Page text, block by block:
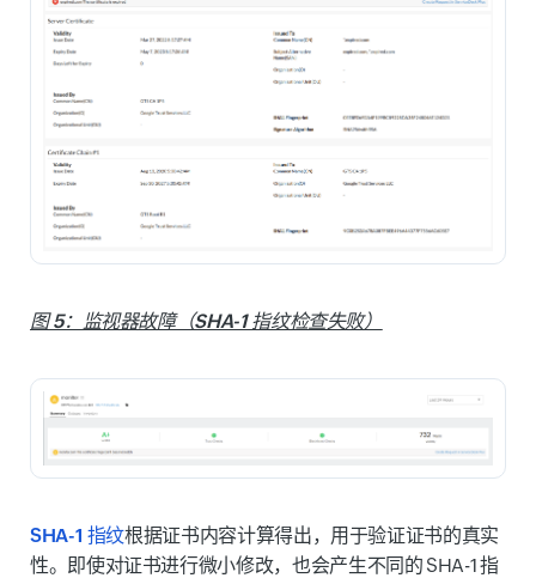
图 5：监视器故障（SHA-1 指纹检查失败）
SHA-1 指纹根据证书内容计算得出，用于验证证书的真实
性。即使对证书进行微小修改，也会产生不同的 SHA-1 指